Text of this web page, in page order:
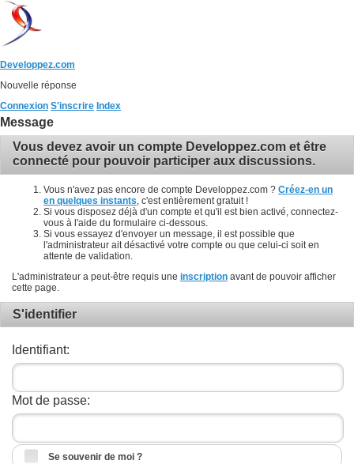
Developpez.com
Nouvelle réponse
Connexion S'inscrire Index
Message
Vous devez avoir un compte Developpez.com et être
connecté pour pouvoir participer aux discussions.
Vous n'avez pas encore de compte Developpez.com ? Créez-en un
en quelques instants , c'est entièrement gratuit !
Si vous disposez déjà d'un compte et qu'il est bien activé, connectez-
vous à l'aide du formulaire ci-dessous.
Si vous essayez d'envoyer un message, il est possible que
l'administrateur ait désactivé votre compte ou que celui-ci soit en
attente de validation.
L'administrateur a peut-être requis une inscription avant de pouvoir afficher
cette page.
S'identifier
Identifiant:
Mot de passe:
Se souvenir de moi ?